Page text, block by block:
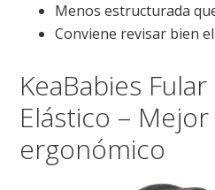
Menos estructurada
Conviene revisar bien
KeaBabies
Elástico –
ergonómico